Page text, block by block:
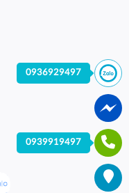
0936929497
0939919497